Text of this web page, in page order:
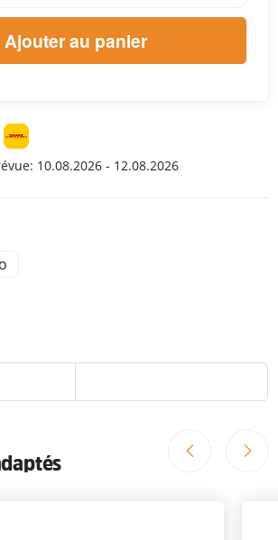
Ajouter au panier
10.08.2026 - 12.08.2026